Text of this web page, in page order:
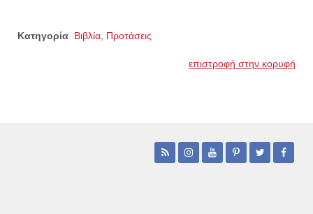
Κατηγορία Βιβλία, Προτάσεις
επιστροφή στην κορυφή